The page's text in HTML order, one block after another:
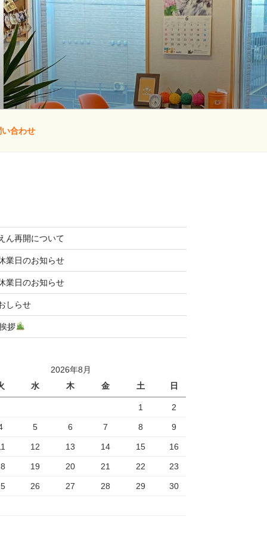
合わせ
ん再開について
業日のお知らせ
業日のお知らせ
しらせ
拶
2026年8月
水 木 金 土 日
1 2
5 6 7 8 9
12 13 14 15 16
19 20 21 22 23
26 27 28 29 30